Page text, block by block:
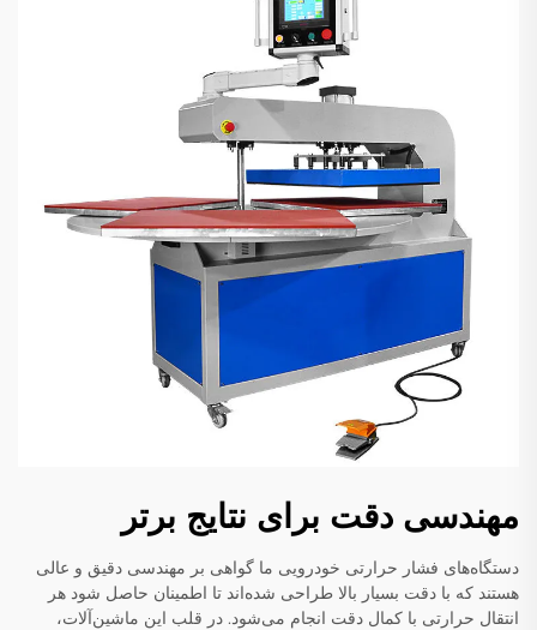
مهندسی دقت برای نتایج برتر
دستگاه‌های فشار حرارتی خودرویی ما گواهی بر مهندسی دقیق و عالی
هستند که با دقت بسیار بالا طراحی شده‌اند تا اطمینان حاصل شود هر
انتقال حرارتی با کمال دقت انجام می‌شود. در قلب این ماشین‌آلات،